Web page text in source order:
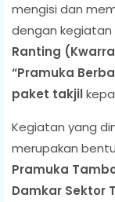
mengisi dan
dengan kegiatan
Ranting
“Pramuka
paket takjil
Kegiatan yang
merupakan
Pramuka
Damkar Sektor